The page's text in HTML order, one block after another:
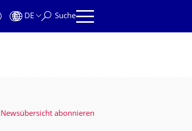
DE Suche
Newsübersicht abonnieren